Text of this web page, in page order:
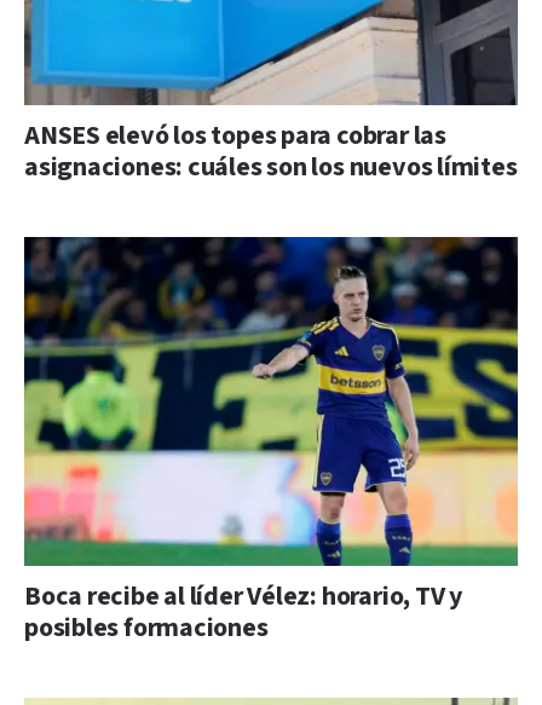
ANSES elevó los topes para cobrar las
asignaciones: cuáles son los nuevos límites
Boca recibe al líder Vélez: horario, TV y
posibles formaciones